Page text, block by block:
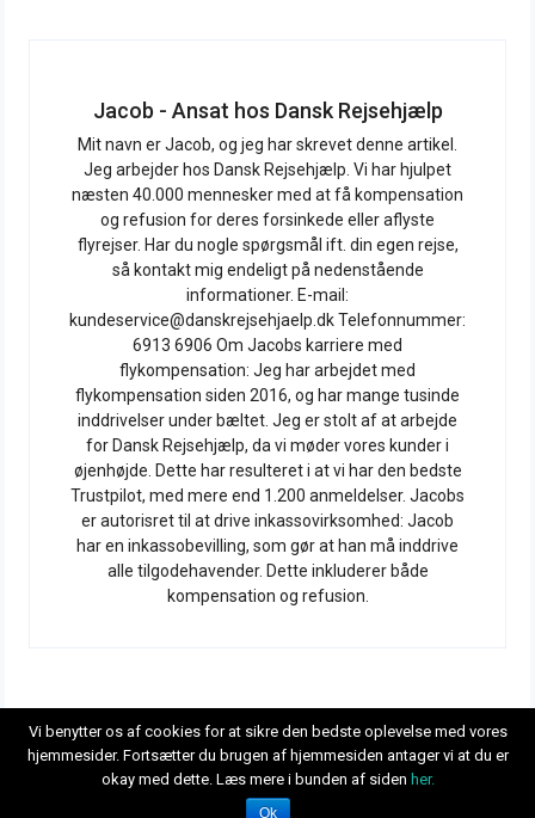
Jacob - Ansat hos Dansk Rejsehjælp
Mit navn er Jacob, og jeg har skrevet denne artikel.
Jeg arbejder hos Dansk Rejsehjælp. Vi har hjulpet
næsten 40.000 mennesker med at få kompensation
og refusion for deres forsinkede eller aflyste
flyrejser. Har du nogle spørgsmål ift. din egen rejse,
så kontakt mig endeligt på nedenstående
informationer. E-mail:
kundeservice@danskrejsehjaelp.dk Telefonnummer:
6913 6906 Om Jacobs karriere med
flykompensation: Jeg har arbejdet med
flykompensation siden 2016, og har mange tusinde
inddrivelser under bæltet. Jeg er stolt af at arbejde
for Dansk Rejsehjælp, da vi møder vores kunder i
øjenhøjde. Dette har resulteret i at vi har den bedste
Trustpilot, med mere end 1.200 anmeldelser. Jacobs
er autorisret til at drive inkassovirksomhed: Jacob
har en inkassobevilling, som gør at han må inddrive
alle tilgodehavender. Dette inkluderer både
kompensation og refusion.
Dansk Rejsehjælps blog om dine rettigheder og flykompensation
ved forsinket fly
Vi benytter os af cookies for at sikre den bedste oplevelse med vores
hjemmesider. Fortsætter du brugen af hjemmesiden antager vi at du er
okay med dette. Læs mere i bunden af siden her.
Ok